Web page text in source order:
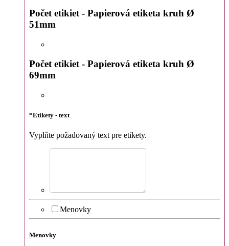
Počet etikiet - Papierová etiketa kruh Ø
51mm
Počet etikiet - Papierová etiketa kruh Ø
69mm
*Etikety - text
Vyplňte požadovaný text pre etikety.
Menovky
Menovky